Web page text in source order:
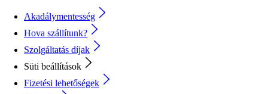
Akadálymentesség
Hova szállítunk?
Szolgáltatás díjak
Süti beállítások
Fizetési lehetőségek